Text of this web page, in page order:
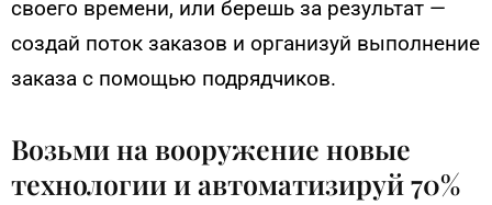
своего времени, или берешь за результат —
создай поток заказов и организуй выполнение
заказа с помощью подрядчиков.
Возьми на вооружение новые
технологии и автоматизируй 70%